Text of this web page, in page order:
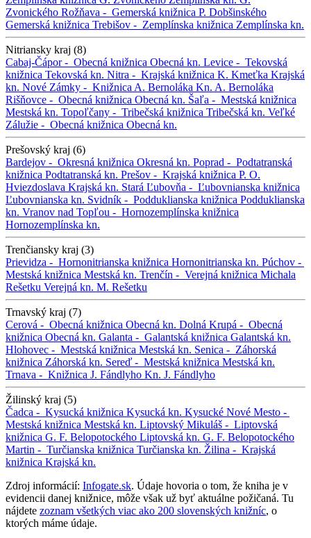
Zvonického Rožňava - Gemerská knižnica P. Dobšinského
Gemerská knižnica Trebišov - Zemplínska knižnica Zemplínska kn.
Nitriansky kraj (8)
Cabaj-Čápor - Obecná knižnica Obecná kn. Levice - Tekovská
knižnica Tekovská kn. Nitra - Krajská knižnica K. Kmeťka Krajská
kn. Nové Zámky - Knižnica A. Bernoláka Kn. A. Bernoláka
Rišňovce - Obecná knižnica Obecná kn. Šaľa - Mestská knižnica
Mestská kn. Topoľčany - Tribečská knižnica Tribečská kn. Veľké
Zálužie - Obecná knižnica Obecná kn.
Prešovský kraj (6)
Bardejov - Okresná knižnica Okresná kn. Poprad - Podtatranská
knižnica Podtatranská kn. Prešov - Krajská knižnica P. O.
Hviezdoslava Krajská kn. Stará Ľubovňa - Ľubovnianska knižnica
Ľubovnianska kn. Svidník - Podduklianska knižnica Podduklianska
kn. Vranov nad Topľou - Hornozemplínska knižnica
Hornozemplínska kn.
Trenčiansky kraj (3)
Prievidza - Hornonitrianska knižnica Hornonitrianska kn. Púchov -
Mestská knižnica Mestská kn. Trenčín - Verejná knižnica Michala
Rešetku Verejná kn. M. Rešetku
Trnavský kraj (7)
Cerová - Obecná knižnica Obecná kn. Dolná Krupá - Obecná
knižnica Obecná kn. Galanta - Galantská knižnica Galantská kn.
Hlohovec - Mestská knižnica Mestská kn. Senica - Záhorská
knižnica Záhorská kn. Sereď - Mestská knižnica Mestská kn.
Trnava - Knižnica J. Fándlyho Kn. J. Fándlyho
Žilinský kraj (5)
Čadca - Kysucká knižnica Kysucká kn. Kysucké Nové Mesto -
Mestská knižnica Mestská kn. Liptovský Mikuláš - Liptovská
knižnica G. F. Belopotockého Liptovská kn. G. F. Belopotockého
Martin - Turčianska knižnica Turčianska kn. Žilina - Krajská
knižnica Krajská kn.
Zdroj informácií: Infogate.sk. Údaje hovoria o tom, že kniha je v
evidencii danej knižnice, môže však už byť aktuálne požičaná. Tu
nájdete zoznam všetkých viac ako 200 slovenských knižníc, o
ktorých máme údaje.